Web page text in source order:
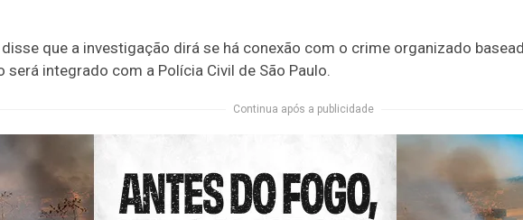
que a investigação dirá se há conexão com o crime organizado
será integrado com a Polícia Civil de São Paulo.
Continua após a publicidade